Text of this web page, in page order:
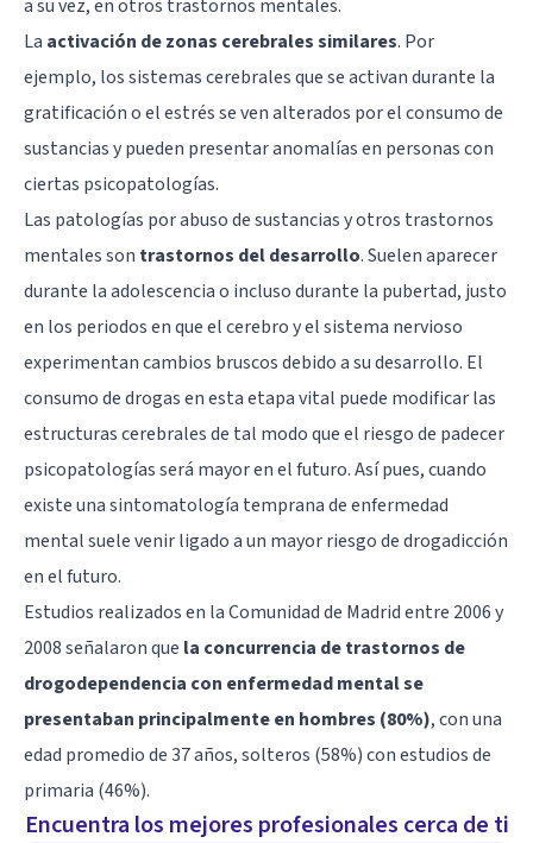
a su vez, en otros trastornos mentales.
La activación de zonas cerebrales similares. Por
ejemplo, los sistemas cerebrales que se activan durante la
gratificación o el estrés se ven alterados por el consumo de
sustancias y pueden presentar anomalías en personas con
ciertas psicopatologías.
Las patologías por abuso de sustancias y otros trastornos
mentales son trastornos del desarrollo. Suelen aparecer
durante la adolescencia o incluso durante la pubertad, justo
en los periodos en que el cerebro y el sistema nervioso
experimentan cambios bruscos debido a su desarrollo. El
consumo de drogas en esta etapa vital puede modificar las
estructuras cerebrales de tal modo que el riesgo de padecer
psicopatologías será mayor en el futuro. Así pues, cuando
existe una sintomatología temprana de enfermedad
mental suele venir ligado a un mayor riesgo de drogadicción
en el futuro.
Estudios realizados en la Comunidad de Madrid entre 2006 y
2008 señalaron que la concurrencia de trastornos de
drogodependencia con enfermedad mental se
presentaban principalmente en hombres (80%), con una
edad promedio de 37 años, solteros (58%) con estudios de
primaria (46%).
Encuentra los mejores profesionales cerca de ti